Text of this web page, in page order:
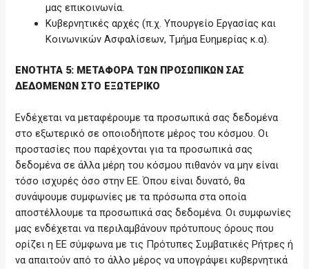
μας επικοινωνία.
Κυβερνητικές αρχές (π.χ. Υπουργείο Εργασίας και
Κοινωνικών Ασφαλίσεων, Τμήμα Ευημερίας κ.α).
ΕΝΟΤΗΤΑ 5: ΜΕΤΑΦΟΡΑ ΤΩΝ ΠΡΟΣΩΠΙΚΩΝ ΣΑΣ
ΔΕΔΟΜΕΝΩΝ ΣΤΟ ΕΞΩΤΕΡΙΚΟ
Ενδέχεται να μεταφέρουμε τα προσωπικά σας δεδομένα
στο εξωτερικό σε οποιοδήποτε μέρος του κόσμου. Οι
προστασίες που παρέχονται για τα προσωπικά σας
δεδομένα σε άλλα μέρη του κόσμου πιθανόν να μην είναι
τόσο ισχυρές όσο στην ΕΕ. Όπου είναι δυνατό, θα
συνάψουμε συμφωνίες με τα πρόσωπα στα οποία
αποστέλλουμε τα προσωπικά σας δεδομένα. Οι συμφωνίες
μας ενδέχεται να περιλαμβάνουν πρότυπους όρους που
ορίζει η ΕΕ σύμφωνα με τις Πρότυπες Συμβατικές Ρήτρες ή
να απαιτούν από το άλλο μέρος να υπογράψει κυβερνητικά